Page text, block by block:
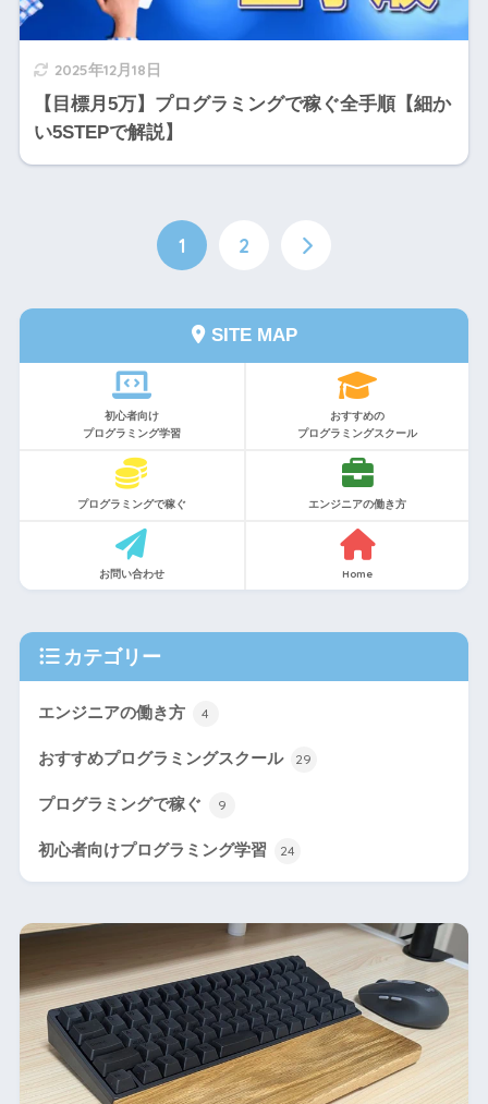
2025年12月18日
【目標月5万】プログラミングで稼ぐ全手順【細か
い5STEPで解説】
1 2
SITE MAP
初心者向け
プログラミング学習
おすすめの
プログラミングスクール
プログラミングで稼ぐ エンジニアの働き方
お問い合わせ Home
カテゴリー
エンジニアの働き方 4
おすすめプログラミングスクール 29
プログラミングで稼ぐ 9
初心者向けプログラミング学習 24